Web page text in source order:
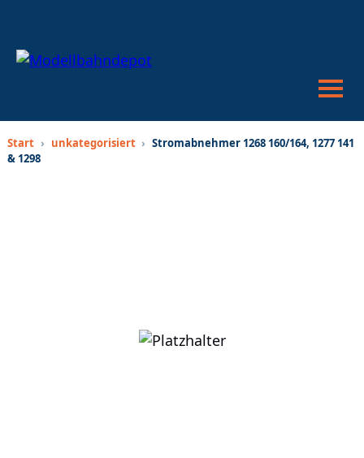
oder
Start › unkategorisiert › Stromabnehmer 1268 160/164, 1277 141
& 1298